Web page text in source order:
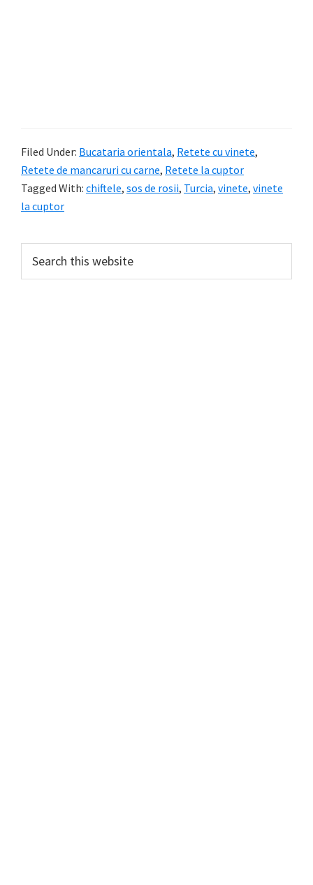
Filed Under: Bucataria orientala, Retete cu vinete,
Retete de mancaruri cu carne, Retete la cuptor
Tagged With: chiftele, sos de rosii, Turcia, vinete, vinete
la cuptor
Primary
Sidebar
this
website